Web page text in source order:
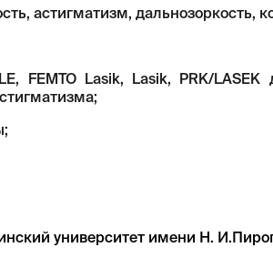
астигматизм, дальнозоркость,
FEMTO Lasik, Lasik, PRK/
университет имени Н.